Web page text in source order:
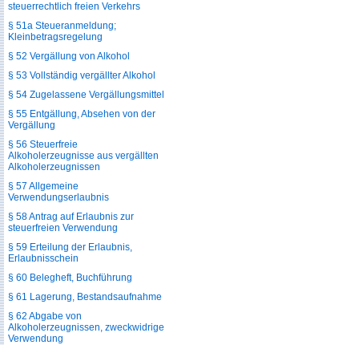
steuerrechtlich freien Verkehrs
§ 51a Steueranmeldung;
Kleinbetragsregelung
§ 52 Vergällung von Alkohol
§ 53 Vollständig vergällter Alkohol
§ 54 Zugelassene Vergällungsmittel
§ 55 Entgällung, Absehen von der
Vergällung
§ 56 Steuerfreie
Alkoholerzeugnisse aus vergällten
Alkoholerzeugnissen
§ 57 Allgemeine
Verwendungserlaubnis
§ 58 Antrag auf Erlaubnis zur
steuerfreien Verwendung
§ 59 Erteilung der Erlaubnis,
Erlaubnisschein
§ 60 Belegheft, Buchführung
§ 61 Lagerung, Bestandsaufnahme
§ 62 Abgabe von
Alkoholerzeugnissen, zweckwidrige
Verwendung